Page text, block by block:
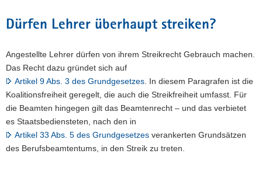
Dürfen Lehrer überhaupt streiken?
Angestellte Lehrer dürfen von ihrem Streikrecht Gebrauch machen.
Das Recht dazu gründet sich auf
Artikel 9 Abs. 3 des Grundgesetzes . In diesem Paragrafen ist die
Koalitionsfreiheit geregelt, die auch die Streikfreiheit umfasst. Für
die Beamten hingegen gilt das Beamtenrecht – und das verbietet
es Staatsbediensteten, nach den in
Artikel 33 Abs. 5 des Grundgesetzes verankerten Grundsätzen
des Berufsbeamtentums, in den Streik zu treten.